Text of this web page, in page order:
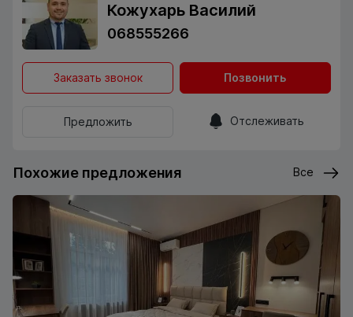
Кожухарь Василий
068555266
Заказать звонок Позвонить
Предложить Отслеживать
Похожие предложения Все